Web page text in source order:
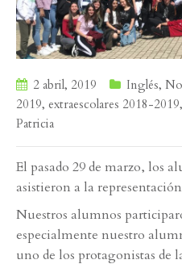
2 abril, 2019 Inglés,
2019, extraescolares 2018-2019,
Patricia
El pasado 29 de marzo, los
asistieron a la
Nuestros alumnos
especialmente nuestro
uno de los protagonistas de